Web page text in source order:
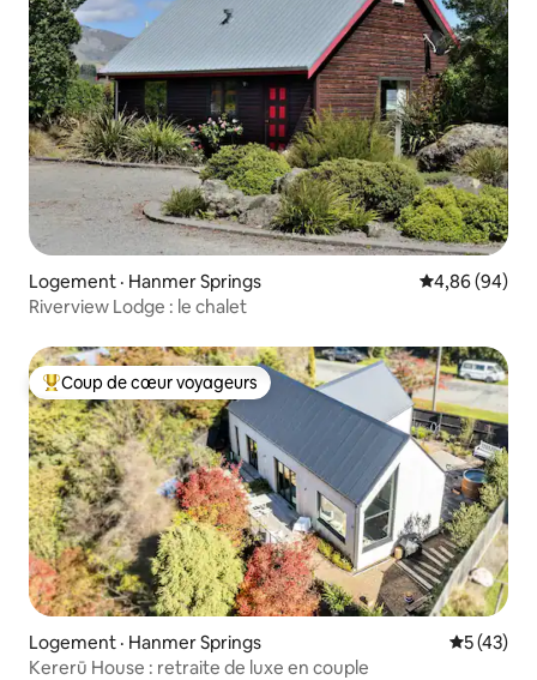
Logement · Hanmer Springs Note
4,86 (94)
Riverview Lodge : le chalet
Coup de cœur voyageurs parmi les plus aimés
Coup de cœur voyageurs
Logement · Hanmer Springs Note
5 (43)
Kererū House : retraite de luxe en couple